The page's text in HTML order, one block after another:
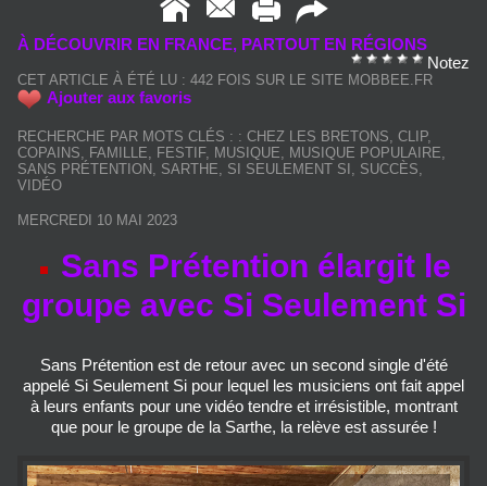
À DÉCOUVRIR EN FRANCE, PARTOUT EN RÉGIONS
Notez
CET ARTICLE À ÉTÉ LU : 442 FOIS SUR LE SITE MOBBEE.FR
Ajouter aux favoris
RECHERCHE PAR MOTS CLÉS : : CHEZ LES BRETONS CLIP,
COPAINS
FAMILLE FESTIF, MUSIQUE MUSIQUE POPULAIRE
SANS PRÉTENTION SARTHE SI SEULEMENT SI SUCCÈS
VIDÉO
MERCREDI 10 MAI 2023
Sans Prétention élargit le
groupe avec Si Seulement Si
Sans Prétention est de retour avec un second single d'été
appelé Si Seulement Si pour lequel les musiciens ont fait appel
à leurs enfants pour une vidéo tendre et irrésistible, montrant
que pour le groupe de la Sarthe, la relève est assurée !